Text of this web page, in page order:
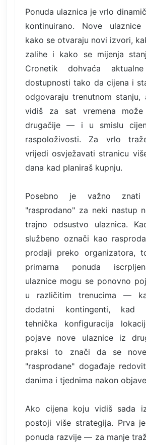
Ponuda ulaznica je vrlo
kontinuirano. Nove
kako se otvaraju novi izvori,
zalihe i kako se mijenja
Cronetik dohvaća
dostupnosti tako da cijena i
odgovaraju trenutnom stanju,
vidiš za sat vremena
drugačije — i u smislu
raspoloživosti. Za vrlo
vrijedi osvježavati stranicu
dana kad planiraš kupnju.
Posebno je važno
"rasprodano" za neki nastup
trajno odsustvo ulaznica.
službeno označi kao
prodaji preko organizatora,
primarna ponuda
ulaznice mogu se ponovno
u različitim trenucima —
dodatni kontingenti, kad
tehnička konfiguracija
pojave nove ulaznice iz
praksi to znači da se
"rasprodane" događaje
danima i tjednima nakon
Ako cijena koju vidiš sada
postoji više strategija. Prva
ponuda razvije — za manje